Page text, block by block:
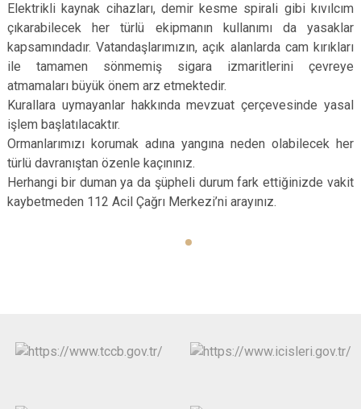
Elektrikli kaynak cihazları, demir kesme spirali gibi kıvılcım
çıkarabilecek her türlü ekipmanın kullanımı da yasaklar
kapsamındadır. Vatandaşlarımızın, açık alanlarda cam kırıkları
ile tamamen sönmemiş sigara izmaritlerini çevreye
atmamaları büyük önem arz etmektedir.
Kurallara uymayanlar hakkında mevzuat çerçevesinde yasal
işlem başlatılacaktır.
Ormanlarımızı korumak adına yangına neden olabilecek her
türlü davranıştan özenle kaçınınız.
Herhangi bir duman ya da şüpheli durum fark ettiğinizde vakit
kaybetmeden 112 Acil Çağrı Merkezi’ni arayınız.